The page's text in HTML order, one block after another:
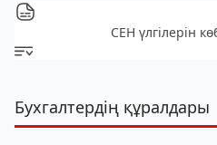
СЕН үлгілерін
Бухгалтердің құралдары